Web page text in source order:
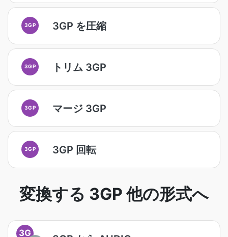
3GP 3GP を圧縮
3GP トリム 3GP
3GP マージ 3GP
3GP 3GP 回転
変換する 3GP 他の形式へ
3G